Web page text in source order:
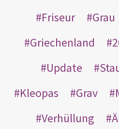
Friseur
Grau
Griechenland
Update
Kleopas
Grav
Verhüllung